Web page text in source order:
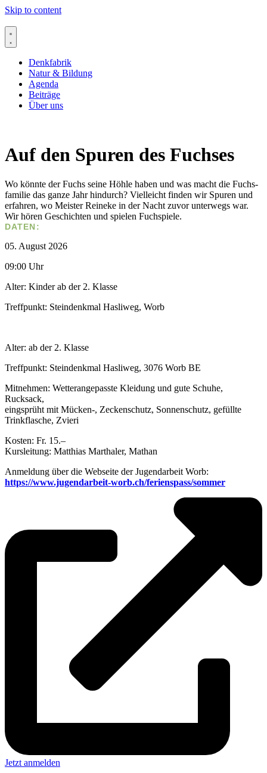
Skip to content
Denkfabrik
Natur & Bildung
Agenda
Beiträge
Über uns
Auf den Spuren des Fuchses
Wo könn­te der Fuchs sei­ne Höh­le haben und was macht die Fuchs­
fa­mi­lie das gan­ze Jahr hin­durch? Viel­leicht fin­den wir Spu­ren und
erfah­ren, wo Mei­ster Rei­ne­ke in der Nacht zuvor unter­wegs war.
Wir hören Geschich­ten und spie­len Fuch­spie­le.
DATEN:
05. August 2026
09:00 Uhr
Alter: Kinder ab der 2. Klasse
Treffpunkt: Steindenkmal Hasliweg, Worb
Alter: ab der 2. Klasse
Treffpunkt: Steindenkmal Hasliweg, 3076 Worb BE
Mitnehmen: Wetterangepasste Kleidung und gute Schuhe,
Rucksack,
eingsprüht mit Mücken-, Zeckenschutz, Sonnenschutz, gefüllte
Trinkflasche, Zvieri
Kosten: Fr. 15.–
Kursleitung: Matthias Marthaler, Mathan
Anmeldung über die Webseite der Jugendarbeit Worb:
https://www.jugendarbeit-worb.ch/ferienspass/sommer
Jetzt anmelden